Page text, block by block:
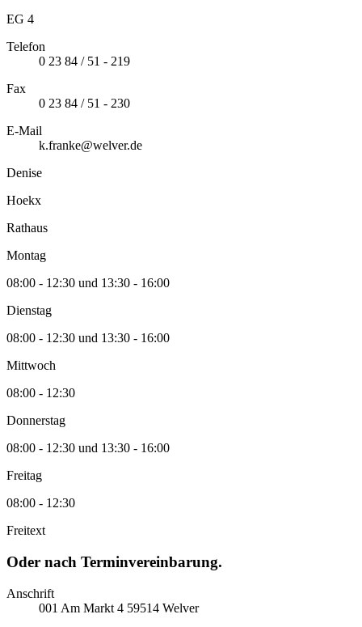
EG 4
Telefon
0 23 84 / 51 - 219
Fax
0 23 84 / 51 - 230
E-Mail
k.franke@welver.de
Denise
Hoekx
Rathaus
Montag
08:00 - 12:30 und 13:30 - 16:00
Dienstag
08:00 - 12:30 und 13:30 - 16:00
Mittwoch
08:00 - 12:30
Donnerstag
08:00 - 12:30 und 13:30 - 16:00
Freitag
08:00 - 12:30
Freitext
Oder nach Terminvereinbarung.
Anschrift
001 Am Markt 4 59514 Welver